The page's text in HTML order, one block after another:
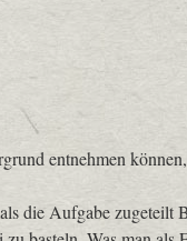
entnehmen
die Aufgabe zugeteilt